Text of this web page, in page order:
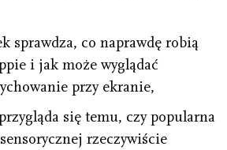
sprawdza, co naprawdę robią
i jak może wyglądać
przy ekranie,
się temu, czy popularna
rzeczywiście